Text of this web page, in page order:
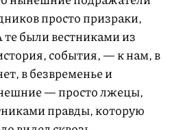
просто призраки,
были вестниками из
события, — к нам, в
в безвременье и
— просто лжецы,
правды, которую